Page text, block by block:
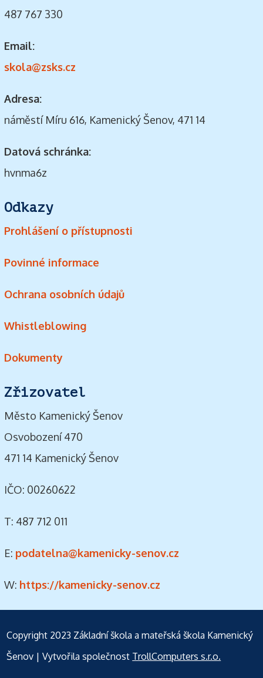
487 767 330
Email:
skola@zsks.cz
Adresa:
náměstí Míru 616, Kamenický Šenov, 471 14
Datová schránka:
hvnma6z
Odkazy
Prohlášení o přístupnosti
Povinné informace
Ochrana osobních údajů
Whistleblowing
Dokumenty
Zřizovatel
Město Kamenický Šenov
Osvobození 470
471 14 Kamenický Šenov
IČO: 00260622
T: 487 712 011
E: podatelna@kamenicky-senov.cz
W: https://kamenicky-senov.cz
Copyright 2023 Základní škola a mateřská škola Kamenický
Šenov | Vytvořila společnost TrollComputers s.r.o.